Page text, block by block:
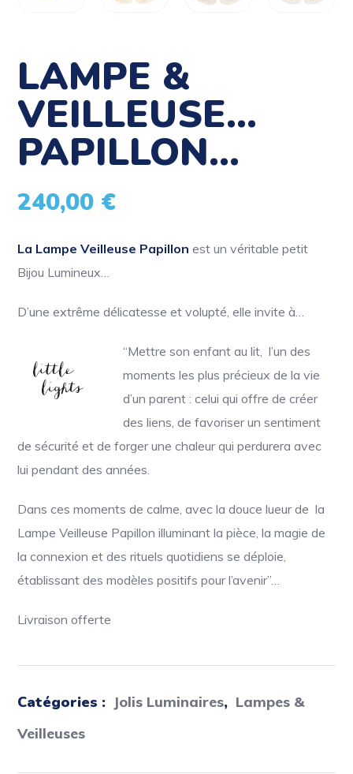
LAMPE &
VEILLEUSE…
PAPILLON…
240,00 €
La Lampe Veilleuse Papillon est un véritable petit
Bijou Lumineux…
D’une extrême délicatesse et volupté, elle invite à…
“Mettre son enfant au lit, l’un des
moments les plus précieux de la vie
d’un parent : celui qui offre de créer
des liens, de favoriser un sentiment
de sécurité et de forger une chaleur qui perdurera avec
lui pendant des années.
Dans ces moments de calme, avec la douce lueur de la
Lampe Veilleuse Papillon illuminant la pièce, la magie de
la connexion et des rituels quotidiens se déploie,
établissant des modèles positifs pour l’avenir”…
Livraison offerte
Catégories : Jolis Luminaires, Lampes &
Veilleuses